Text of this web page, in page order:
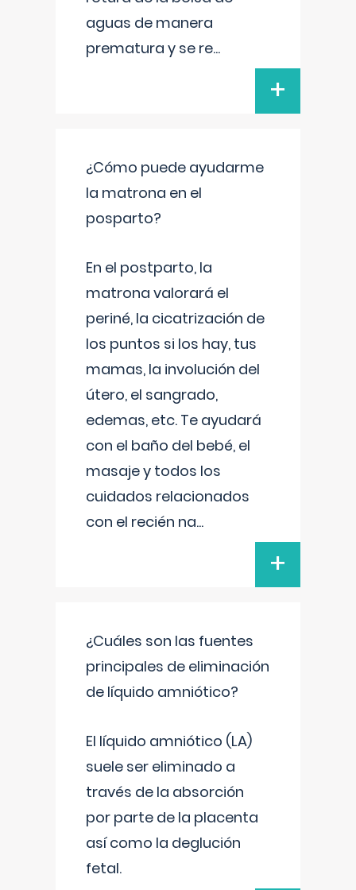
aguas de manera
prematura y se re...
+
¿Cómo puede ayudarme
la matrona en el
posparto?
En el postparto, la
matrona valorará el
periné, la cicatrización de
los puntos si los hay, tus
mamas, la involución del
útero, el sangrado,
edemas, etc. Te ayudará
con el baño del bebé, el
masaje y todos los
cuidados relacionados
con el recién na...
+
¿Cuáles son las fuentes
principales de eliminación
de líquido amniótico?
El líquido amniótico (LA)
suele ser eliminado a
través de la absorción
por parte de la placenta
así como la deglución
fetal.